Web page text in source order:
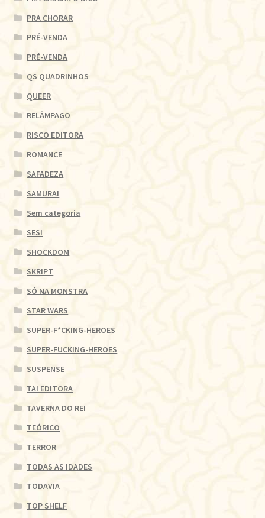
PRA CHORAR
PRÉ-VENDA
PRÉ-VENDA
QS QUADRINHOS
QUEER
RELÂMPAGO
RISCO EDITORA
ROMANCE
SAFADEZA
SAMURAI
Sem categoria
SESI
SHOCKDOM
SKRIPT
SÓ NA MONSTRA
STAR WARS
SUPER-F*CKING-HEROES
SUPER-FUCKING-HEROES
SUSPENSE
TAI EDITORA
TAVERNA DO REI
TEÓRICO
TERROR
TODAS AS IDADES
TODAVIA
TOP SHELF